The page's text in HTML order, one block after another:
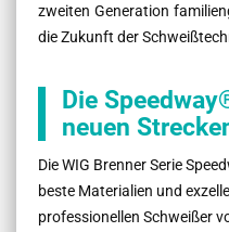
zweiten Generation
die Zukunft der
Die
neuen
Die WIG Brenner Serie
beste Materialien und
professionellen Schweißer